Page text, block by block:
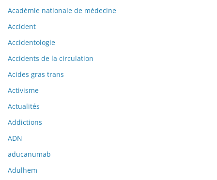
Académie nationale de médecine
Accident
Accidentologie
Accidents de la circulation
Acides gras trans
Activisme
Actualités
Addictions
ADN
aducanumab
Adulhem